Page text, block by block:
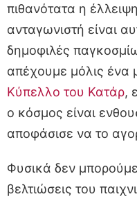
πιθανότατα η
ανταγωνιστή είναι
δημοφιλές
απέχουμε μόλις ένα
Κύπελλο του Κατάρ,
ο κόσμος είναι
αποφάσισε να το
Φυσικά δεν
βελτιώσεις του